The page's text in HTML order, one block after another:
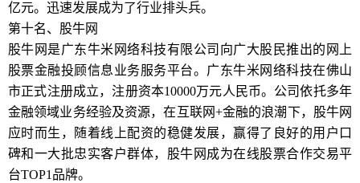
亿元。迅速发展成为了行业排头兵。
第十名、股牛网
股牛网是广东牛米网络科技有限公司向广大股民推出的网上
股票金融投顾信息业务服务平台。广东牛米网络科技在佛山
市正式注册成立，注册资本10000万元人民币。公司依托多年
金融领域业务经验及资源，在互联网+金融的浪潮下，股牛网
应时而生，随着线上配资的稳健发展，赢得了良好的用户口
碑和一大批忠实客户群体，股牛网成为在线股票合作交易平
台TOP1品牌。